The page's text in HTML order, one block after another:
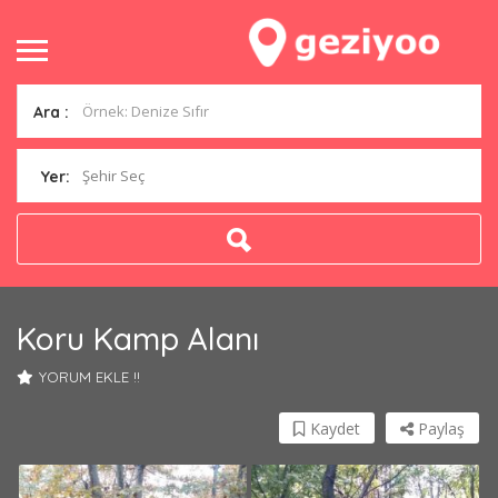
Ara :
Yer: Şehir Seç
Koru Kamp Alanı
YORUM EKLE !!
Paylaş
Kaydet